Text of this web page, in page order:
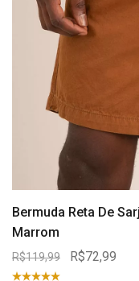
Bermuda Reta De
Marrom
R$119,99 R$72,99